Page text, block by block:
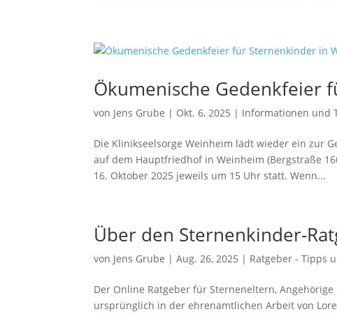
Ökumenische Gedenkfeier
von Jens Grube | Okt. 6, 2025 | Informationen und
Die Klinikseelsorge Weinheim lädt wieder ein zur
auf dem Hauptfriedhof in Weinheim (Bergstraße
16. Oktober 2025 jeweils um 15 Uhr statt. Wenn...
Über den Sternenkinder-
von Jens Grube |Aug. 26, 2025 | Ratgeber - Tipps
Der Online Ratgeber für Sterneneltern,
ursprünglich in der ehrenamtlichen Arbeit von